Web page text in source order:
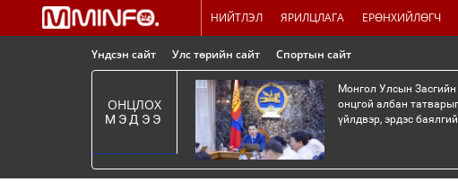
НИЙТЛЭЛ ЯРИЛЦЛАГА ЕРӨНХИЙЛӨГЧ
Үндсэн сайт Улс төрийн сайт Спортын сайт
ОНЦЛОХ
МЭДЭЭ
Монгол Улсын
онцгой албан
үйлдвэр, эрдэс